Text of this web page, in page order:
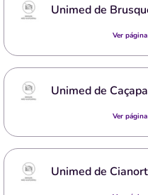
Unimed de
Ver
Unimed de
Ver
Unimed de